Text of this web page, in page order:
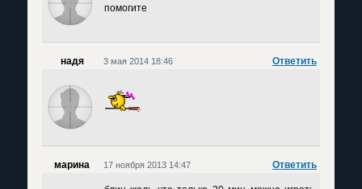
помогите
надя Ответить
3 мая 2014 18:46
марина Ответить
17 ноября 2013 14:47